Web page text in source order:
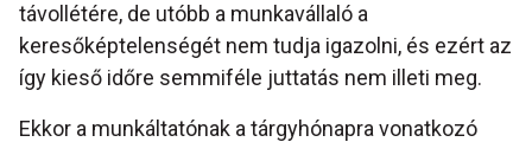
távollétére, de utóbb a munkavállaló a
keresőképtelenségét nem tudja igazolni, és ezért az
így kieső időre semmiféle juttatás nem illeti meg.
Ekkor a munkáltatónak a tárgyhónapra vonatkozó